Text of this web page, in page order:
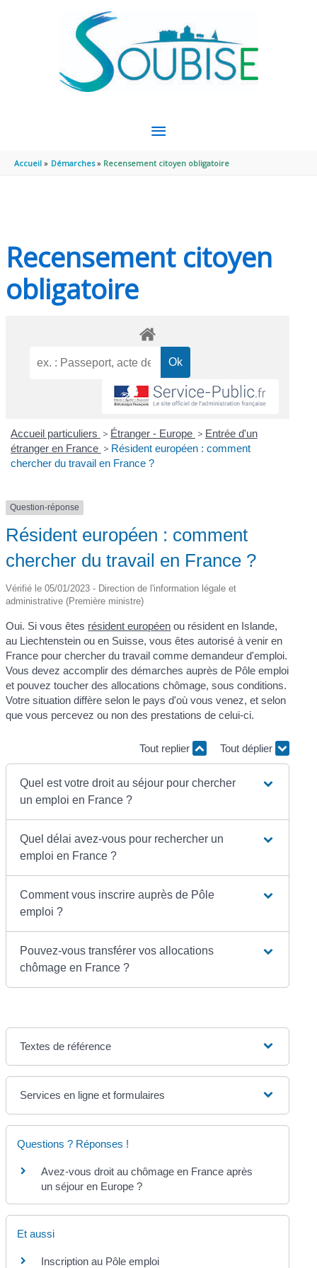
MENU
PRINCIPAL
Accueil Démarches Recensement citoyen obligatoire
Recensement citoyen
obligatoire
Accueil particuliers > Étranger - Europe > Entrée d'un
étranger en France > Résident européen : comment
chercher du travail en France ?
Question-réponse
Résident européen : comment
chercher du travail en France ?
Vérifié le 05/01/2023 - Direction de l'information légale et
administrative (Première ministre)
Oui. Si vous êtes résident européen ou résident en Islande,
au Liechtenstein ou en Suisse, vous êtes autorisé à venir en
France pour chercher du travail comme demandeur d'emploi.
Vous devez accomplir des démarches auprès de Pôle emploi
et pouvez toucher des allocations chômage, sous conditions.
Votre situation diffère selon le pays d'où vous venez, et selon
que vous percevez ou non des prestations de celui-ci.
Tout replier Tout déplier
Quel est votre droit au séjour pour chercher
un emploi en France ?
Quel délai avez-vous pour rechercher un
emploi en France ?
Comment vous inscrire auprès de Pôle
emploi ?
Pouvez-vous transférer vos allocations
chômage en France ?
Textes de référence
Services en ligne et formulaires
Questions ? Réponses !
Avez-vous droit au chômage en France après
un séjour en Europe ?
Et aussi
Inscription au Pôle emploi